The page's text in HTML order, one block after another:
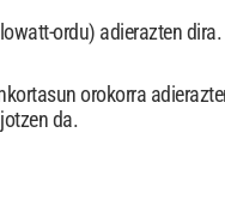
ordu) adierazten
orokorra
da.